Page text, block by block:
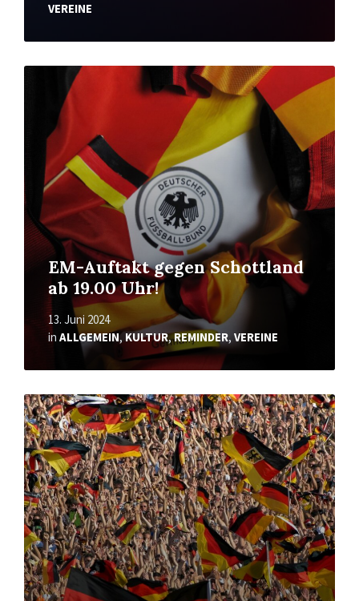
VEREINE
EM-Auftakt gegen Schottland
ab 19.00 Uhr!
13. Juni 2024
in ALLGEMEIN, KULTUR,REMINDER, VEREINE
Mehr
erfahren
Mehr
erfahren